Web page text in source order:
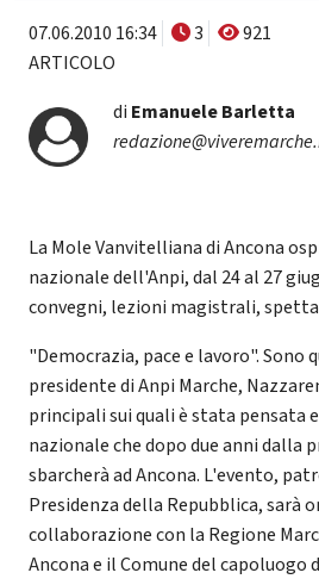
07.06.2010 16:34 3
921
ARTICOLO
di Emanuele Barletta
La Mole Vanvitelliana di Ancona
nazionale dell'Anpi, dal 24 al 27
convegni, lezioni magistrali,
"Democrazia, pace e lavoro". Sono
presidente di Anpi Marche,
principali sui quali è stata pensata
nazionale che dopo due anni dalla
sbarcherà ad Ancona. L'evento,
Presidenza della Repubblica, sarà
collaborazione con la Regione
Ancona e il Comune del capoluogo